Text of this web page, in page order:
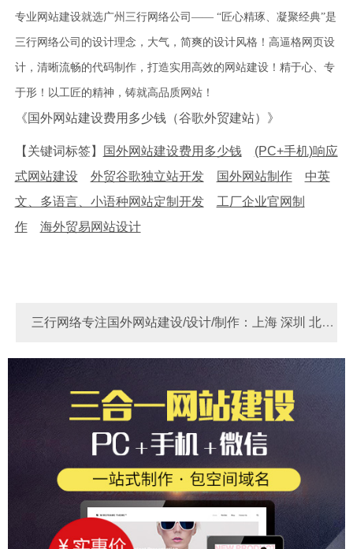
专业网站建设就选广州三行网络公司—— “匠心精琢、凝聚经典”是
三行网络公司的设计理念，大气，简爽的设计风格！高逼格网页设
计，清晰流畅的代码制作，打造实用高效的网站建设！精于心、专
于形！以工匠的精神，铸就高品质网站！
《国外网站建设费用多少钱（谷歌外贸建站）》
【关键词标签】 国外网站建设费用多少钱
(PC+手机)响应
式网站建设
外贸谷歌独立站开发 国外网站制作
中英
文、多语言、小语种网站定制开发
工厂企业官网制
作
海外贸易网站设计
三行网络专注国外网站建设/设计/制作：上海 深圳 北京
河南 河北 苏州 东莞 宁波 广州 厦门 青岛 天津 成都 重庆
杭州 无锡 佛山 南京 郑州 大连 烟台 西安
Link 做国外网站多少费用？ 国外网站制作 国外独
立站 - 锚定全球客群，实现外贸飞跃！ 做国外网站多少
钱？国外网站制作价格费用